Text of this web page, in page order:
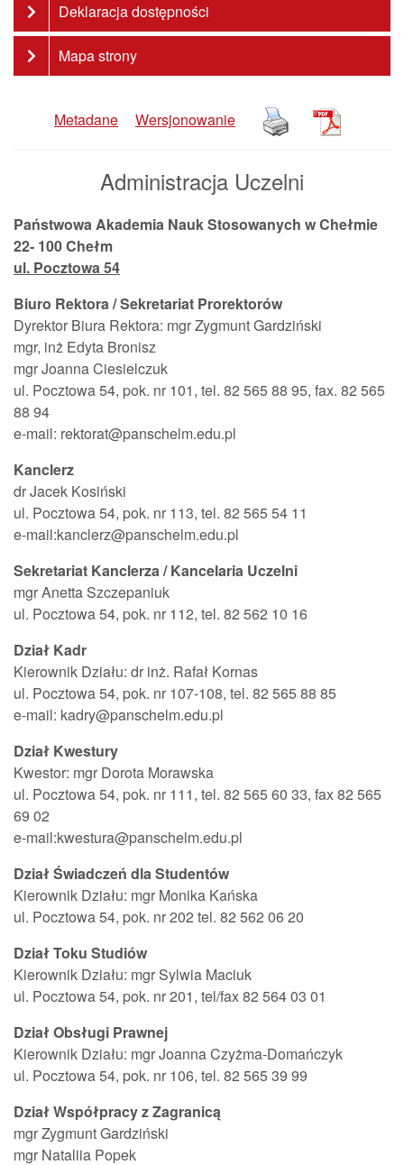
Deklaracja dostępności
Mapa strony
Metadane Wersjonowanie
Administracja Uczelni
Państwowa Akademia Nauk Stosowanych w Chełmie
22- 100 Chełm
ul. Pocztowa 54
Biuro Rektora / Sekretariat Prorektorów
Dyrektor Biura Rektora: mgr Zygmunt Gardziński
mgr, inż Edyta Bronisz
mgr Joanna Ciesielczuk
ul. Pocztowa 54, pok. nr 101, tel. 82 565 88 95, fax. 82 565
88 94
e-mail: rektorat@panschelm.edu.pl
Kanclerz
dr Jacek Kosiński
ul. Pocztowa 54, pok. nr 113, tel. 82 565 54 11
e-mail:kanclerz@panschelm.edu.pl
Sekretariat Kanclerza / Kancelaria Uczelni
mgr Anetta Szczepaniuk
ul. Pocztowa 54, pok. nr 112, tel. 82 562 10 16
Dział Kadr
Kierownik Działu: dr inż. Rafał Kornas
ul. Pocztowa 54, pok. nr 107-108, tel. 82 565 88 85
e-mail: kadry@panschelm.edu.pl
Dział Kwestury
Kwestor: mgr Dorota Morawska
ul. Pocztowa 54, pok. nr 111, tel. 82 565 60 33, fax 82 565
69 02
e-mail:kwestura@panschelm.edu.pl
Dział Świadczeń dla Studentów
Kierownik Działu: mgr Monika Kańska
ul. Pocztowa 54, pok. nr 202 tel. 82 562 06 20
Dział Toku Studiów
Kierownik Działu: mgr Sylwia Maciuk
ul. Pocztowa 54, pok. nr 201, tel/fax 82 564 03 01
Dział Obsługi Prawnej
Kierownik Działu: mgr Joanna Czyżma-Domańczyk
ul. Pocztowa 54, pok. nr 106, tel. 82 565 39 99
Dział Współpracy z Zagranicą
mgr Zygmunt Gardziński
mgr Nataliia Popek